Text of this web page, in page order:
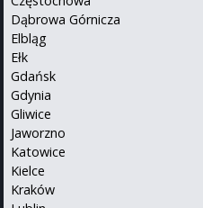
Dąbrowa Górnicza
Elbląg
Ełk
Gdańsk
Gdynia
Gliwice
Jaworzno
Katowice
Kielce
Kraków